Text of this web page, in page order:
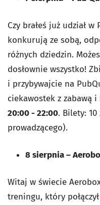
Czy brałeś już udział
konkurują ze sobą,
różnych dziedzin.
dosłownie wszystko!
i przybywajcie na
ciekawostek z zabawą i
20:00 - 22:00. Bilety:
prowadzącego).
8 sierpnia–
Witaj w świecie
treningu, który